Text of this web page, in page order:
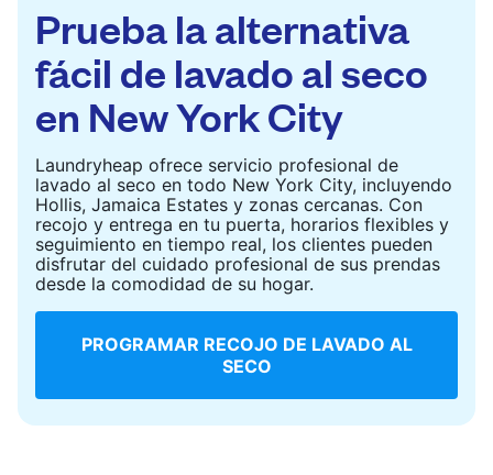
CONSULTAR PRECIOS
Prueba la alternativa
fácil de lavado al seco
en New York City
Laundryheap ofrece servicio profesional de
lavado al seco en todo New York City, incluyendo
Hollis, Jamaica Estates y zonas cercanas. Con
recojo y entrega en tu puerta, horarios flexibles y
seguimiento en tiempo real, los clientes pueden
disfrutar del cuidado profesional de sus prendas
desde la comodidad de su hogar.
PROGRAMAR RECOJO DE LAVADO AL
SECO